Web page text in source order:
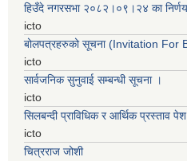
हिउँदे नगरसभा २०८२।०९।२४ का
icto
बोलपत्रहरुको सूचना (Invitation For
icto
सार्वजनिक सुनुवाई सम्बन्धी सूचना ।
icto
सिलबन्दी प्राविधिक र आर्थिक प्रस्ताव
icto
चित्रराज जोशी